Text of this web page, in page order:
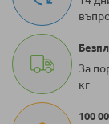
За
кг
100